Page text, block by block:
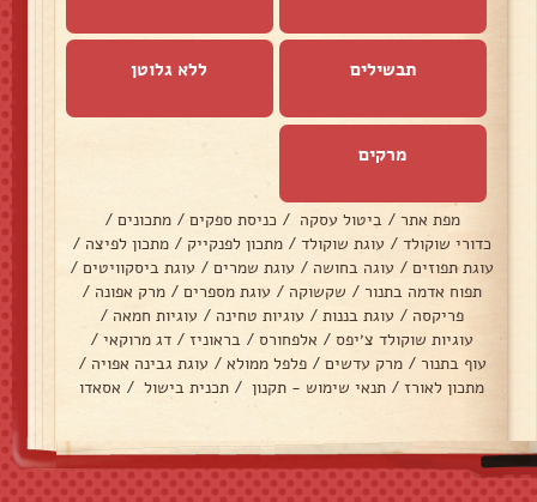
תבשילים ללא גלוטן
מרקים
מפת אתר / ביטול עסקה / כניסת ספקים / מתכונים /
כדורי שוקולד / עוגת שוקולד / מתכון לפנקייק / מתכון לפיצה /
עוגת תפוזים / עוגה בחושה / עוגת שמרים / עוגת ביסקוויטים /
תפוח אדמה בתנור / שקשוקה / עוגת מספרים / מרק אפונה /
פריקסה / עוגת בננות / עוגיות טחינה / עוגיות חמאה /
עוגיות שוקולד צ׳יפס / אלפחורס / בראוניז / דג מרוקאי /
עוף בתנור / מרק עדשים / פלפל ממולא / עוגת גבינה אפויה /
מתכון לאורז / תנאי שימוש - תקנון / תכנית בישול / אסאדו